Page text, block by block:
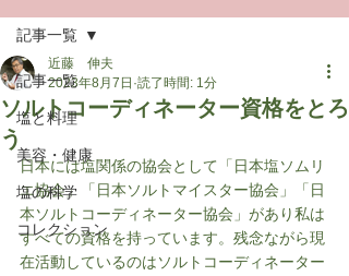
記事一覧
塩と料理
美容・健康
塩の科学
コレクション
記事一覧
ソルトコーディネーター資格をとろ
う
近藤 伸夫
2023年8月7日 読了時間: 1分
日本には塩関係の協会として「日本塩ソムリ
エ協会」「日本ソルトマイスター協会」「日
本ソルトコーディネーター協会」があり私は
すべての資格を持っています。残念ながら現
在活動しているのはソルトコーディネーター